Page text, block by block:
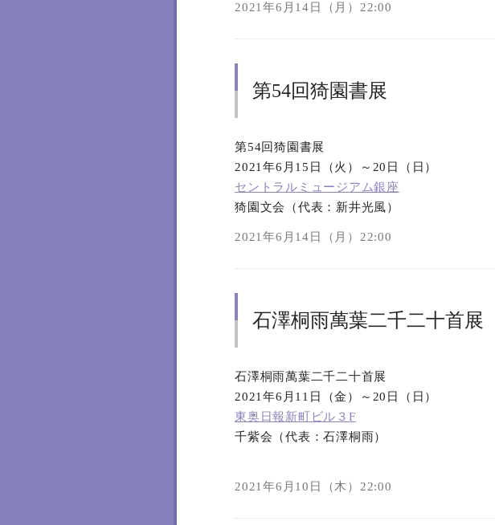
2021年6月14日（月）22:00
第54回猗園書展
第54回猗園書展
2021年6月15日（火）～20日（日）
セントラルミュージアム銀座
猗園文会（代表：新井光風）
2021年6月14日（月）22:00
石澤桐雨萬葉二千二十首展
石澤桐雨萬葉二千二十首展
2021年6月11日（金）～20日（日）
東奥日報新町ビル３F
千紫会（代表：石澤桐雨）
2021年6月10日（木）22:00